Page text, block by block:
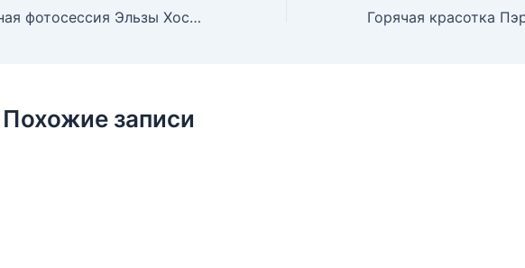
Сочная фотосессия Эльзы Хоск для Marie Claire, Февраль 2015
Похожие записи